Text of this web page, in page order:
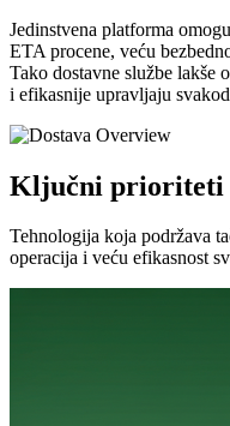
Jedinstvena platforma
ETA procene, veću
Tako dostavne službe lakše
i efikasnije upravljaju
Ključni prioriteti
Tehnologija koja podržava
operacija i veću efikasnost